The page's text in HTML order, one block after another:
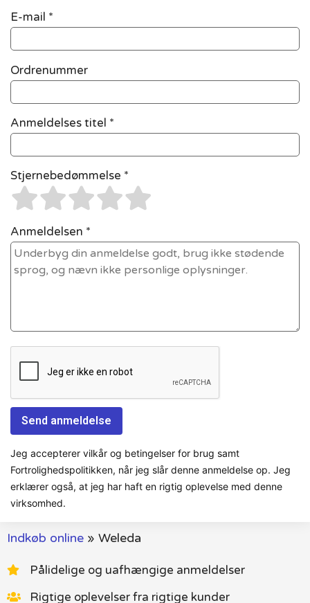
E-mail *
Ordrenummer
Anmeldelses titel *
Stjernebedømmelse *
Anmeldelsen *
Jeg accepterer vilkår og betingelser for brug samt
Fortrolighedspolitikken, når jeg slår denne anmeldelse op. Jeg
erklærer også, at jeg har haft en rigtig oplevelse med denne
virksomhed.
Indkøb online » Weleda
Pålidelige og uafhængige anmeldelser
Rigtige oplevelser fra rigtige kunder